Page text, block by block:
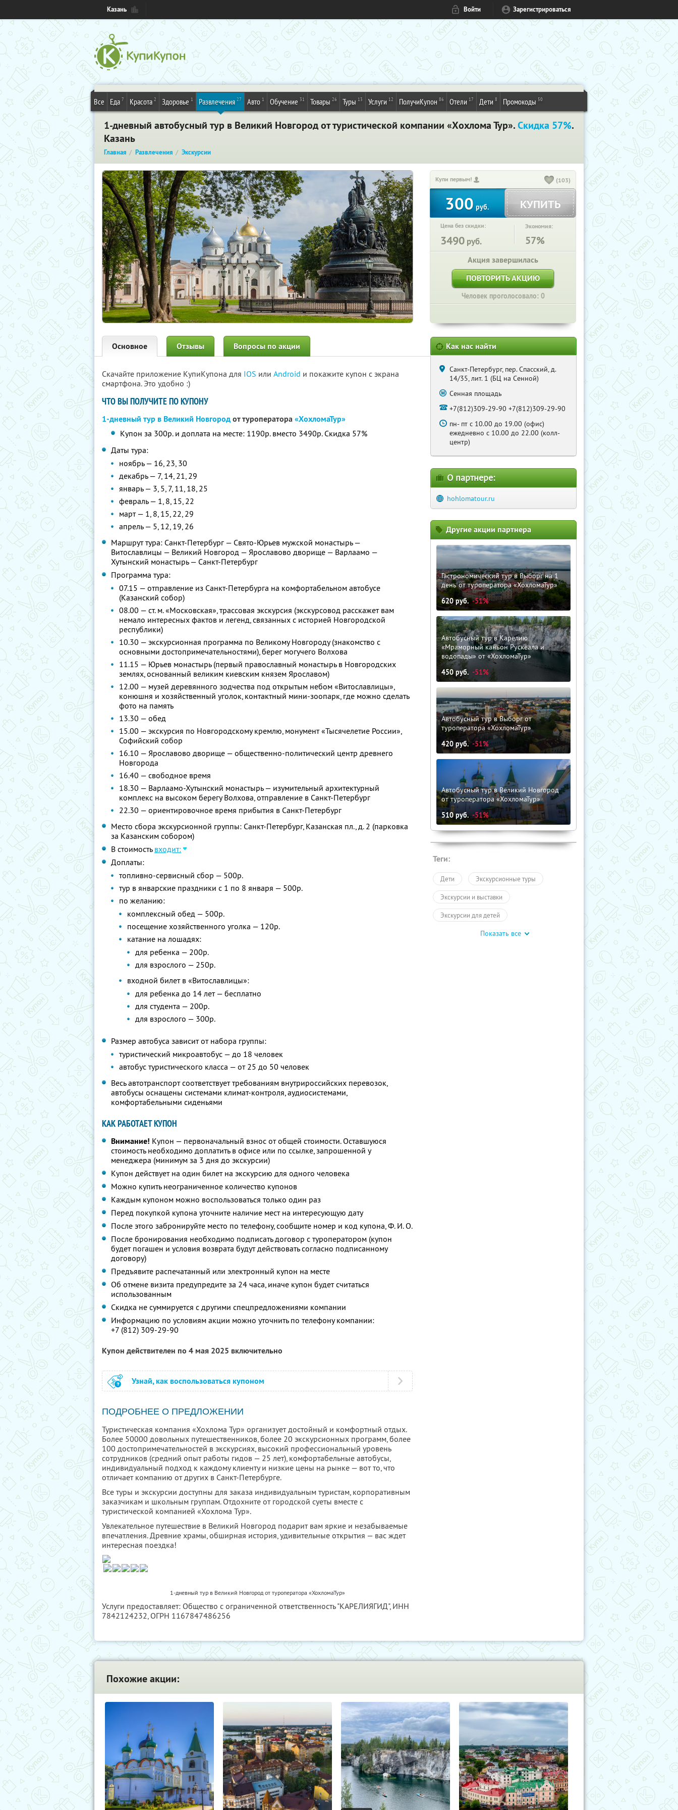
Казань Войти Зарегистрироваться
Все Еда 7 Красота 2 Здоровье 1 Развлечения 27 Авто 1 Обучение 31 Товары 26 Туры 13 Услуги 12 ПолучиКупон 86 Отели 17 Дети 8 Промокоды 50
1-дневный автобусный тур в Великий Новгород от туристической компании «Хохлома Тур».Скидка 57%.
Казань
Главная Развлечения Экскурсии
Купи первым! (103)
300 руб. КУПИТЬ
Цена без скидки:
3490 руб.
Экономия:
57%
Акция завершилась
ПОВТОРИТЬ АКЦИЮ
Человек проголосовало: 0
Основное Отзывы Вопросы по акции
Скачайте приложение КупиКупона для IOS или Android и покажите купон с экрана
смартфона. Это удобно :)
ЧТО ВЫ ПОЛУЧИТЕ ПО КУПОНУ
1-дневный тур в Великий Новгородот туроператора«ХохломаТур»
Купон за 300р. и доплата на месте: 1190р. вместо 3490р. Скидка 57%
Даты тура:
ноябрь — 16, 23, 30
декабрь — 7, 14, 21, 29
январь — 3, 5, 7, 11, 18, 25
февраль — 1, 8, 15, 22
март — 1, 8, 15, 22, 29
апрель — 5, 12, 19, 26
Маршрут тура: Санкт-Петербург — Свято-Юрьев мужской монастырь —
Витославлицы — Великий Новгород — Ярославово дворище — Варлаамо —
Хутынский монастырь — Санкт-Петербург
Программа тура:
07.15 — отправление из Санкт-Петербурга на комфортабельном автобусе
(Казанский собор)
08.00 — ст. м. «Московская», трассовая экскурсия (экскурсовод расскажет вам
немало интересных фактов и легенд, связанных с историей Новгородской
республики)
10.30 — экскурсионная программа по Великому Новгороду (знакомство с
основными достопримечательностями), берег могучего Волхова
11.15 — Юрьев монастырь (первый православный монастырь в Новгородских
землях, основанный великим киевским князем Ярославом)
12.00 — музей деревянного зодчества под открытым небом «Витославлицы»,
конюшня и хозяйственный уголок, контактный мини-зоопарк, где можно сделать
фото на память
13.30 — обед
15.00 — экскурсия по Новгородскому кремлю, монумент «Тысячелетие России»,
Софийский собор
16.10 — Ярославово дворище — общественно-политический центр древнего
Новгорода
16.40 — свободное время
18.30 — Варлаамо-Хутынский монастырь — изумительный архитектурный
комплекс на высоком берегу Волхова, отправление в Санкт-Петербург
22.30 — ориентировочное время прибытия в Санкт-Петербург
Место сбора экскурсионной группы: Санкт-Петербург, Казанская пл., д. 2 (парковка
за Казанским собором)
В стоимость входит:
Доплаты:
топливно-сервисный сбор — 500р.
тур в январские праздники с 1 по 8 января — 500р.
по желанию:
комплексный обед — 500р.
посещение хозяйственного уголка — 120р.
катание на лошадях:
для ребенка — 200р.
для взрослого — 250р.
входной билет в «Витославлицы»:
для ребенка до 14 лет — бесплатно
для студента — 200р.
для взрослого — 300р.
Размер автобуса зависит от набора группы:
туристический микроавтобус — до 18 человек
автобус туристического класса — от 25 до 50 человек
Весь автотранспорт соответствует требованиям внутрироссийских перевозок,
автобусы оснащены системами климат-контроля, аудиосистемами,
комфортабельными сиденьями
КАК РАБОТАЕТ КУПОН
Внимание! Купон — первоначальный взнос от общей стоимости. Оставшуюся
стоимость необходимо доплатить в офисе или по ссылке, запрошенной у
менеджера (минимум за 3 дня до экскурсии)
Купон действует на один билет на экскурсию для одного человека
Можно купить неограниченное количество купонов
Каждым купоном можно воспользоваться только один раз
Перед покупкой купона уточните наличие мест на интересующую дату
После этого забронируйте место по телефону, сообщите номер и код купона,Ф. И. О.
После бронирования необходимо подписать договор с туроператором (купон
будет погашен и условия возврата будут действовать согласно подписанному
договору)
Предъявите распечатанный или электронный купон на месте
Об отмене визита предупредите за 24 часа, иначе купон будет считаться
использованным
Скидка не суммируется с другими спецпредложениями компании
Информацию по условиям акции можно уточнить по телефону компании:
+7 (812) 309-29-90
Купон действителен по 4 мая 2025 включительно
Узнай, как воспользоваться купоном
ПОДРОБНЕЕ О ПРЕДЛОЖЕНИИ
Туристическая компания «Хохлома Тур» организует достойный и комфортный отдых.
Более 50000 довольных путешественников, более 20 экскурсионных программ, более
100 достопримечательностей в экскурсиях, высокий профессиональный уровень
сотрудников (средний опыт работы гидов — 25 лет), комфортабельные автобусы,
индивидуальный подход к каждому клиенту и низкие цены на рынке — вот то, что
отличает компанию от других в Санкт-Петербурге.
Все туры и экскурсии доступны для заказа индивидуальным туристам, корпоративным
заказчикам и школьным группам. Отдохните от городской суеты вместе с
туристической компанией «Хохлома Тур».
Увлекательное путешествие в Великий Новгород подарит вам яркие и незабываемые
впечатления. Древние храмы, обширная история, удивительные открытия — вас ждет
интересная поездка!
1-дневный тур в Великий Новгород от туроператора «ХохломаТур»
Услуги предоставляет: Общество с ограниченной ответственность "КАРЕЛИЯГИД", ИНН
7842124232, ОГРН 1167847486256
Как нас найти
Санкт-Петербург, пер. Спасский, д.
14/35, лит. 1 (БЦ на Сенной)
Сенная площадь
+7(812)309-29-90 +7(812)309-29-90
пн- пт с 10.00 до 19.00 (офис)
ежедневно с 10.00 до 22.00 (колл-
центр)
О партнере:
hohlomatour.ru
Другие акции партнера
Гастрономический тур в Выборг на 1
день от туроператора «ХохломаТур»
620руб. -51%
Автобусный тур в Карелию
«Мраморный каньон Рускеала и
водопады» от «ХохломаТур»
450руб. -51%
Автобусный тур в Выборг от
туроператора «ХохломаТур»
420руб. -51%
Автобусный тур в Великий Новгород
от туроператора «ХохломаТур»
510руб. -51%
Теги:
Дети Экскурсионные туры
Экскурсии и выставки
Экскурсии для детей
Автобусные экскурсии Экскурсии
Показать все
Похожие акции: